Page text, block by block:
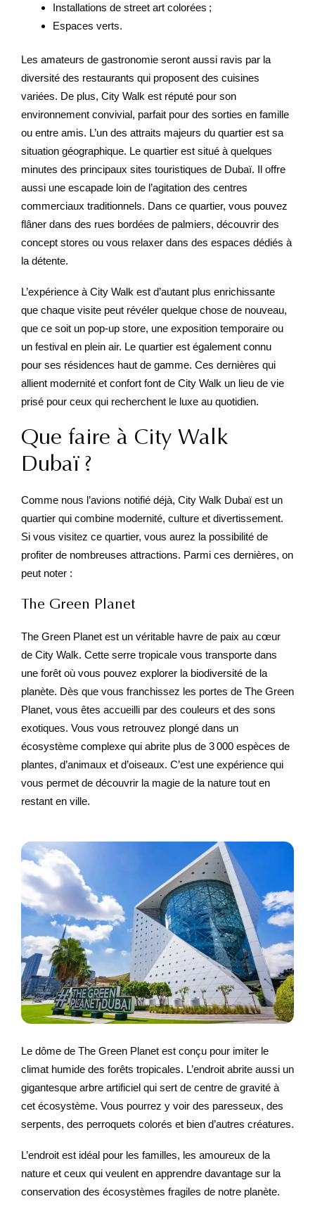
Installations de street art colorées ;
Espaces verts.
Les amateurs de gastronomie seront aussi ravis par la
diversité des restaurants qui proposent des cuisines
variées. De plus, City Walk est réputé pour son
environnement convivial, parfait pour des sorties en famille
ou entre amis. L’un des attraits majeurs du quartier est sa
situation géographique. Le quartier est situé à quelques
minutes des principaux sites touristiques de Dubaï. Il offre
aussi une escapade loin de l’agitation des centres
commerciaux traditionnels. Dans ce quartier, vous pouvez
flâner dans des rues bordées de palmiers, découvrir des
concept stores ou vous relaxer dans des espaces dédiés à
la détente.
L’expérience à City Walk est d’autant plus enrichissante
que chaque visite peut révéler quelque chose de nouveau,
que ce soit un pop-up store, une exposition temporaire ou
un festival en plein air. Le quartier est également connu
pour ses résidences haut de gamme. Ces dernières qui
allient modernité et confort font de City Walk un lieu de vie
prisé pour ceux qui recherchent le luxe au quotidien.
Que faire à City Walk
Dubaï ?
Comme nous l’avions notifié déjà, City Walk Dubaï est un
quartier qui combine modernité, culture et divertissement.
Si vous visitez ce quartier, vous aurez la possibilité de
profiter de nombreuses attractions. Parmi ces dernières, on
peut noter :
The Green Planet
The Green Planet est un véritable havre de paix au cœur
de City Walk. Cette serre tropicale vous transporte dans
une forêt où vous pouvez explorer la biodiversité de la
planète. Dès que vous franchissez les portes de The Green
Planet, vous êtes accueilli par des couleurs et des sons
exotiques. Vous vous retrouvez plongé dans un
écosystème complexe qui abrite plus de 3 000 espèces de
plantes, d’animaux et d’oiseaux. C’est une expérience qui
vous permet de découvrir la magie de la nature tout en
restant en ville.
Le dôme de The Green Planet est conçu pour imiter le
climat humide des forêts tropicales. L’endroit abrite aussi un
gigantesque arbre artificiel qui sert de centre de gravité à
cet écosystème. Vous pourrez y voir des paresseux, des
serpents, des perroquets colorés et bien d’autres créatures.
L’endroit est idéal pour les familles, les amoureux de la
nature et ceux qui veulent en apprendre davantage sur la
conservation des écosystèmes fragiles de notre planète.